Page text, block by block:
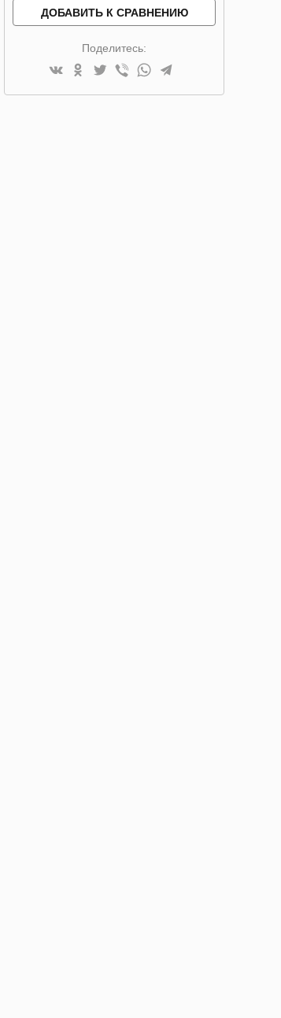
ДОБАВИТЬ К СРАВНЕНИЮ
Поделитесь: